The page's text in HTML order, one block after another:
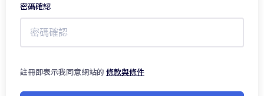
密碼確認
註冊即表示我同意網站的 條款與條件